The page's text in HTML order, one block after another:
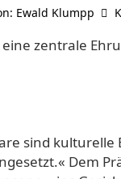
Ewald Klumpp
zen­trale
sind
Dem